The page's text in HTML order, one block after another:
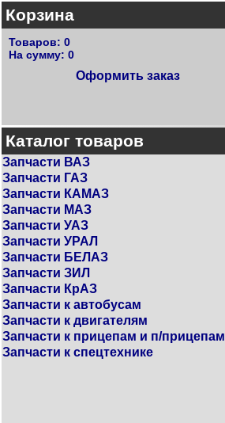
Корзина
Товаров: 0
На сумму: 0
Оформить заказ
Каталог товаров
Запчасти ВАЗ
Запчасти ГАЗ
Запчасти КАМАЗ
Запчасти МАЗ
Запчасти УАЗ
Запчасти УРАЛ
Запчасти БЕЛАЗ
Запчасти ЗИЛ
Запчасти КрАЗ
Запчасти к автобусам
Запчасти к двигателям
Запчасти к прицепам и п/прицепам
Запчасти к спецтехнике